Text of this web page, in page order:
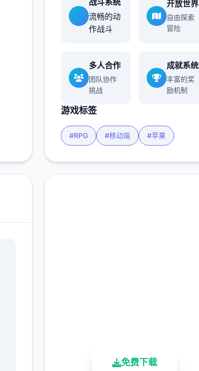
战斗系统
流畅的动
作战斗
开放世界
自由探索
冒险
多人合作
团队协作
挑战
成就系统
丰富的奖
励机制
游戏标签
#RPG #移动端 #苹果
免费下载